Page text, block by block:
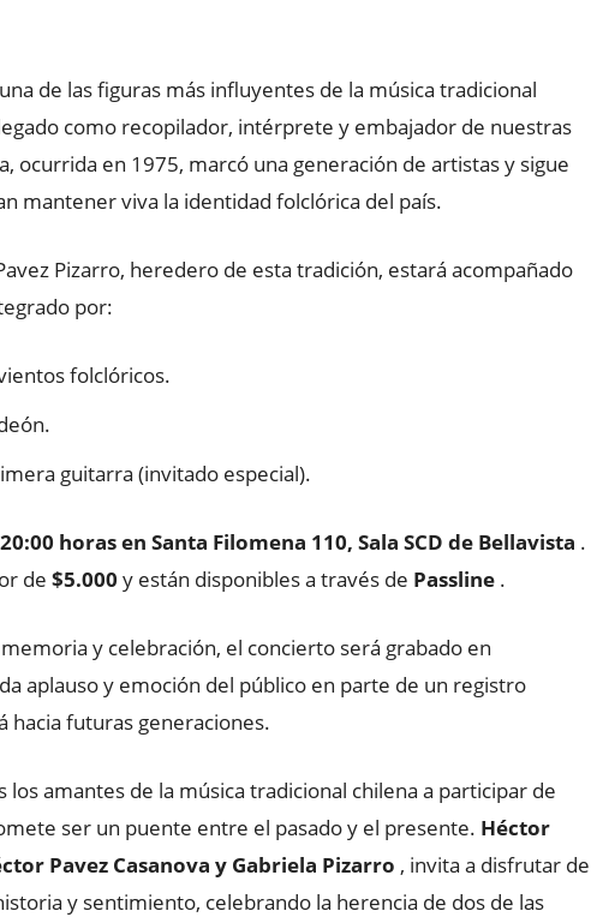
de las figuras más influyentes de la música tradicional
como recopilador, intérprete y embajador de nuestras
ocurrida en 1975, marcó una generación de artistas y sigue
mantener viva la identidad folclórica del país.
Pizarro, heredero de esta tradición, estará acompañado
por:
folclóricos.
guitarra (invitado especial).
20:00 horas en Santa Filomena 110, Sala SCD de Bellavista .
de $5.000 y están disponibles a través de Passline .
y celebración, el concierto será grabado en
aplauso y emoción del público en parte de un registro
hacia futuras generaciones.
los amantes de la música tradicional chilena a participar de
ser un puente entre el pasado y el presente. Héctor
Pavez Casanova y Gabriela Pizarro , invita a disfrutar de
y sentimiento, celebrando la herencia de dos de las